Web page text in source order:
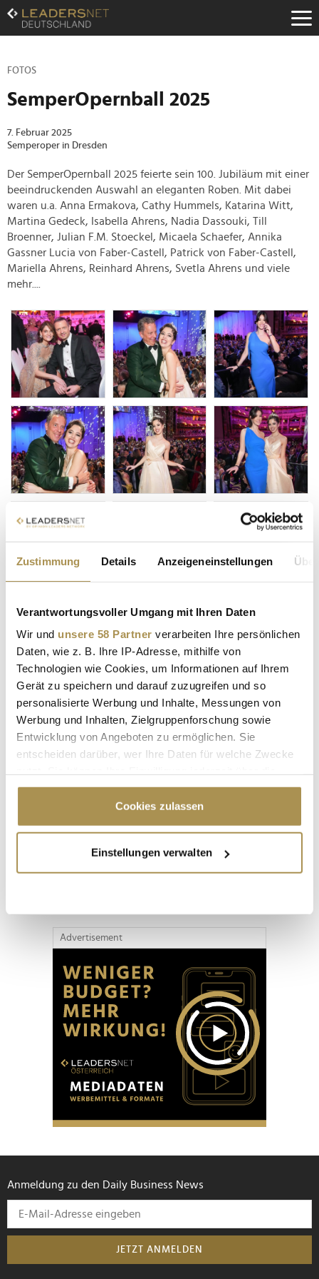
Zustimmung Details Anzeigeneinstellungen
Verantwortungsvoller Umgang mit Ihren Daten
Wir und unsere 58 Partner verarbeiten Ihre persönlichen
Daten, wie z. B. Ihre IP-Adresse, mithilfe von
Technologien wie Cookies, um Informationen auf Ihrem
Gerät zu speichern und darauf zuzugreifen und so
personalisierte Werbung und Inhalte, Messungen von
Werbung und Inhalten, Zielgruppenforschung sowie
Entwicklung von Angeboten zu ermöglichen. Sie
entscheiden darüber, wer Ihre Daten für welche Zwecke
Cookie-Erklärung oder durch Klicken auf das Privacy
Trigger Symbol ändern oder widerrufen
Informationen über Ihre geografische Lage
erfassen, welche bis auf einige Meter genau sein
bestimmten Merkmalen (Fingerprinting) identifizieren
Erfahren Sie mehr darüber, wie Ihre persönlichen Daten
verarbeitet werden, und legen Sie Ihre Präferenzen im
Abschnitt Einzelheitenfest.
Wir verwenden Cookies, um Inhalte und Anzeigen zu
personalisieren, Funktionen für soziale Medien anbieten
zu können und die Zugriffe auf unsere Website zu
analysieren. Außerdem geben wir Informationen zu Ihrer
Verwendung unserer Website an unsere Partner für
soziale Medien, Werbung und Analysen weiter. Unsere
Partner führen diese Informationen möglicherweise mit
haben oder die sie im Rahmen Ihrer Nutzung der Dienste
Cookies zulassen
Einstellungen verwalten
Zum
Inhalt
Zur
Navigation
Hauptnavigation
FOTOS
SemperOpernball 2025
7. Februar 2025
Semperoper in Dresden
Der SemperOpernball 2025 feierte sein 100. Jubiläum mit einer
beeindruckenden Auswahl an eleganten Roben. Mit dabei
waren u.a. Anna Ermakova, Cathy Hummels, Katarina Witt,
Martina Gedeck, Isabella Ahrens, Nadia Dassouki, Till
Broenner, Julian F.M. Stoeckel, Micaela Schaefer, Annika
Gassner Lucia von Faber-Castell, Patrick von Faber-Castell,
Mariella Ahrens, Reinhard Ahrens, Svetla Ahrens und viele
mehr....
ALLE GALERIEN
Advertisement
Anmeldung zu den Daily Business News
JETZT ANMELDEN